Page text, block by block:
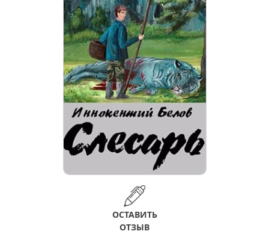
ОСТАВИТЬ
ОТЗЫВ